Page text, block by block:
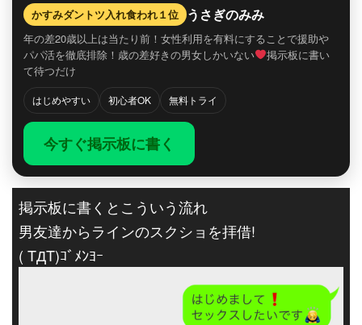
かすみダントツ入れ食われ１位 うさぎのみみ
年の差20歳以上は当たり前！女性利用を有料にすることで援助や
パパ活を徹底排除！歳の差好きの男女しかいない
掲示板に書い
て待つだけ
はじめやすい 初心者OK 無料トライ
今すぐ掲示板に書く
掲示板に書くとこういう流れ
男友達からラインのスクショを拝借!
( TДT)ｺﾞﾒﾝﾖｰ